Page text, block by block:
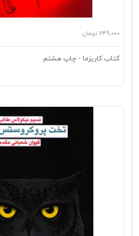
249,000 تومان
کتاب کاریزما - چاپ هشتم